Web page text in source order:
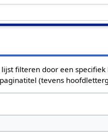
filteren door een
(tevens